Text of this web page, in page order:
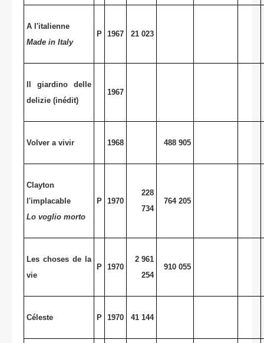
A l'italienne
Made in Italy
P 1967 21 023
Il giardino delle
delizie (inédit)
1967
Volver a vivir 1968 488 905
Clayton
l'implacable
Lo voglio morto
P 1970
228
734
764 205
Les choses de la
vie
P 1970
2 961
254
910 055
Céleste P 1970 41 144